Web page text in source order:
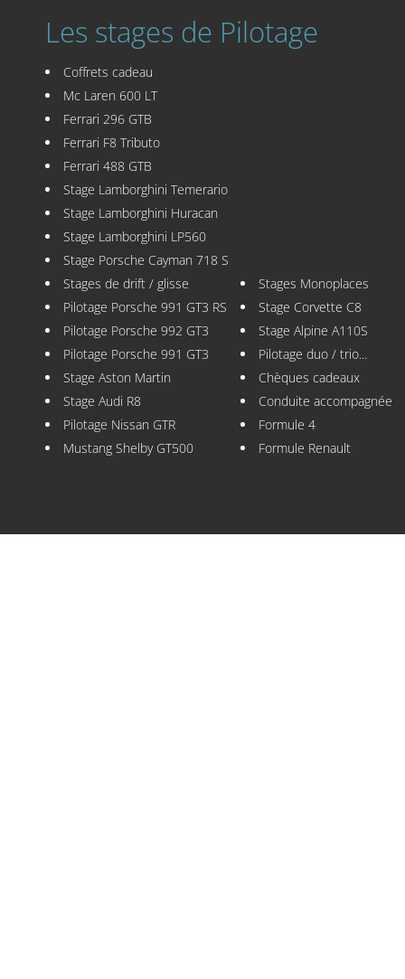
Les stages de Pilotage
Coffrets cadeau
Mc Laren 600 LT
Ferrari 296 GTB
Ferrari F8 Tributo
Ferrari 488 GTB
Stage Lamborghini Temerario
Stage Lamborghini Huracan
Stage Lamborghini LP560
Stage Porsche Cayman 718 S
Stages de drift / glisse
Pilotage Porsche 991 GT3 RS
Pilotage Porsche 992 GT3
Pilotage Porsche 991 GT3
Stage Aston Martin
Stage Audi R8
Pilotage Nissan GTR
Mustang Shelby GT500
Stages Monoplaces
Stage Corvette C8
Stage Alpine A110S
Pilotage duo / trio...
Chèques cadeaux
Conduite accompagnée
Formule 4
Formule Renault